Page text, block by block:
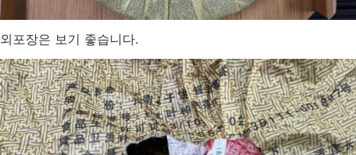
외포장은 보기 좋습니다.